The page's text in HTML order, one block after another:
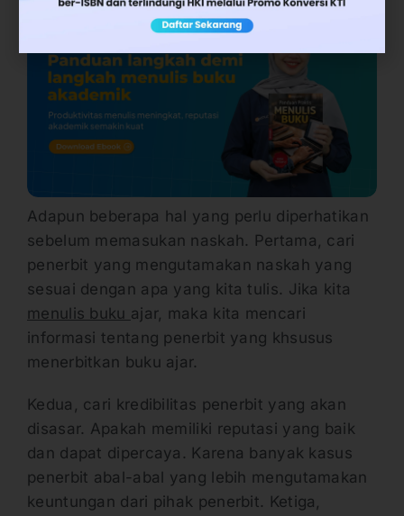
Adapun beberapa hal yang perlu diperhatikan
sebelum memasukan naskah. Pertama, cari
penerbit yang mengutamakan naskah yang
sesuai dengan apa yang kita tulis. Jika kita
menulis buku ajar, maka kita mencari
informasi tentang penerbit yang khsusus
menerbitkan buku ajar.
Kedua, cari kredibilitas penerbit yang akan
disasar. Apakah memiliki reputasi yang baik
dan dapat dipercaya. Karena banyak kasus
penerbit abal-abal yang lebih mengutamakan
keuntungan dari pihak penerbit. Ketiga,